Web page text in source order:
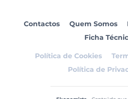
Contactos Quem Somos
Ficha
Política de Cookies
Política de